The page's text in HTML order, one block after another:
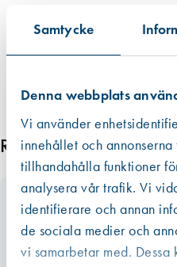
Samtycke
Denna webbplats
Vi använder
innehållet och
tillhandahålla funktioner
analysera vår trafik. Vi
identifierare och annan
de sociala medier och
vi samarbetar med. Dessa
n
Relaterade produkter